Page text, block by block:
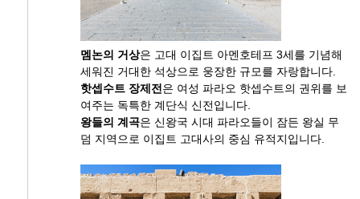
멤논의 거상은 고대 이집트 아멘호테프 3세를 기념해
세워진 거대한 석상으로 웅장한 규모를 자랑합니다.
핫셉수트 장제전 은 여성 파라오 핫셉수트의 권위를 보
여주는 독특한 계단식 신전입니다.
왕들의 계곡은 신왕국 시대 파라오들이 잠든 왕실 무
덤 지역으로 이집트 고대사의 중심 유적지입니다.